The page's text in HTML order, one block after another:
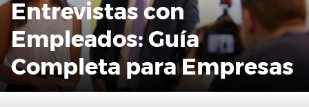
Entrevistas con
Empleados: Guía
Completa para Empresas